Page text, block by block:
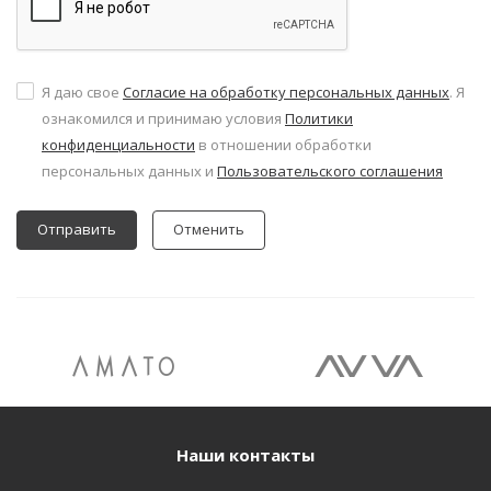
Я даю свое Согласие на обработку персональных данных. Я
ознакомился и принимаю условия Политики
конфиденциальности в отношении обработки
персональных данных и Пользовательского соглашения
Отменить
Наши контакты